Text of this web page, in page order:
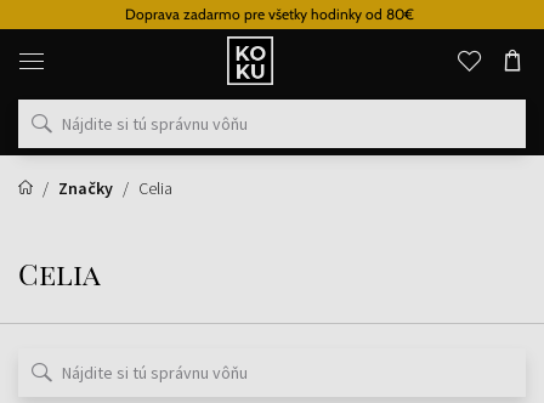
Doprava zadarmo pre všetky hodinky od 80€
Originálne
parfémy
hodinky
na
mieste
Značky
Celia
Celia